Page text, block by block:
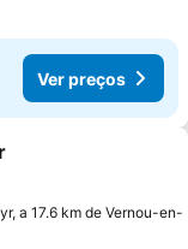
Ver preços
favoritos
a 17.6 km de Vernou-en-